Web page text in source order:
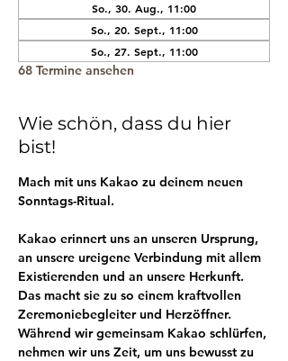
So., 30. Aug., 11:00
So., 20. Sept., 11:00
So., 27. Sept., 11:00
68 Termine ansehen
Wie schön, dass du hier
bist!
Mach mit uns Kakao zu deinem neuen
Sonntags-Ritual.
Kakao erinnert uns an unseren Ursprung,
an unsere ureigene Verbindung mit allem
Existierenden und an unsere Herkunft.
Das macht sie zu so einem kraftvollen
Zeremoniebegleiter und Herzöffner.
Während wir gemeinsam Kakao schlürfen,
nehmen wir uns Zeit, um uns bewusst zu